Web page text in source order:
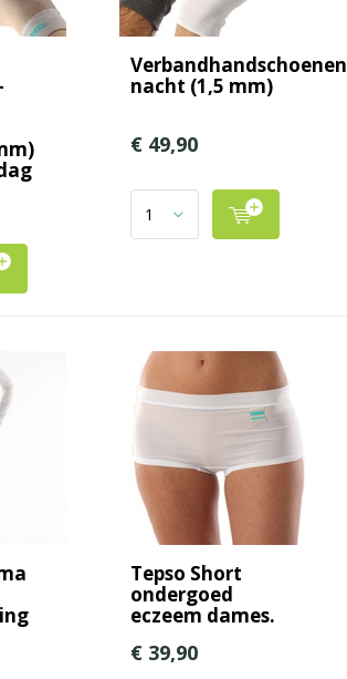
Verbandhandschoenen
nacht (1,5 mm)
€ 49,90
Tepso Short
ondergoed
eczeem dames.
€ 39,90